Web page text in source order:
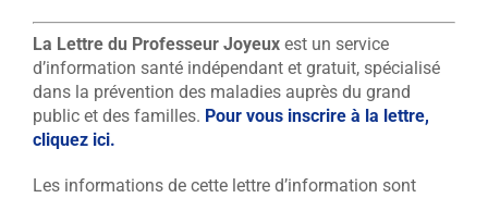
La Lettre du Professeur Joyeuxest un service
d’information santé indépendant et gratuit, spécialisé
dans la prévention des maladies auprès du grand
public et des familles. Pour vous inscrire à la lettre,
cliquez ici.
Les informations de cette lettre d’information sont